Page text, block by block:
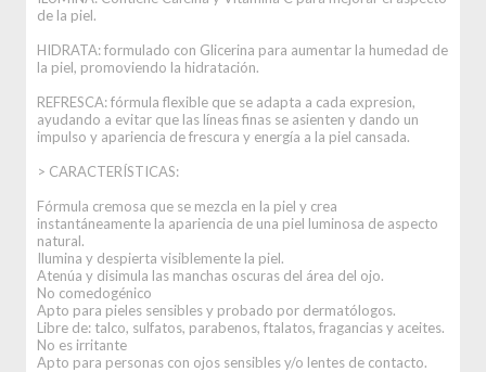
de la piel.
HIDRATA: formulado con Glicerina para aumentar la humedad de
la piel, promoviendo la hidratación.
REFRESCA: fórmula flexible que se adapta a cada expresion,
ayudando a evitar que las líneas finas se asienten y dando un
impulso y apariencia de frescura y energía a la piel cansada.
> CARACTERÍSTICAS:
Fórmula cremosa que se mezcla en la piel y crea
instantáneamente la apariencia de una piel luminosa de aspecto
natural.
Ilumina y despierta visiblemente la piel.
Atenúa y disimula las manchas oscuras del área del ojo.
No comedogénico
Apto para pieles sensibles y probado por dermatólogos.
Libre de: talco, sulfatos, parabenos, ftalatos, fragancias y aceites.
No es irritante
Apto para personas con ojos sensibles y/o lentes de contacto.